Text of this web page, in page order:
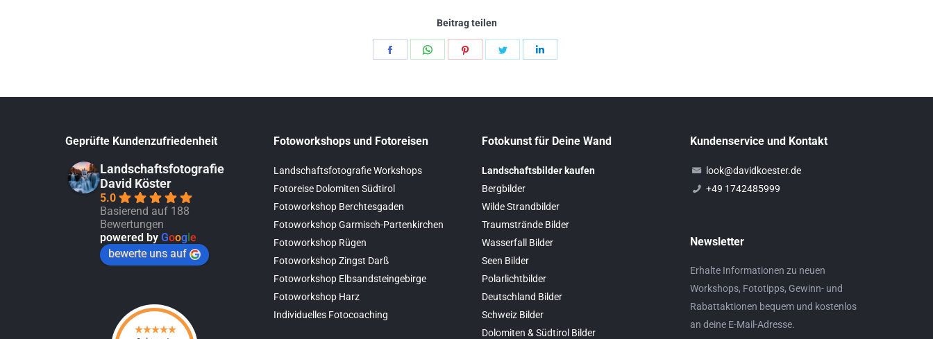
Beitrag teilen
Teilen
Teilen
Teilen
Geprüfte Kundenzufriedenheit
Landschaftsfotografie
David Köster
5.0
Basierend auf 188
Bewertungen
powered by Google
bewerte uns auf
Fotoworkshops und Fotoreisen
Landschaftsfotografie Workshops
Fotoreise Dolomiten Südtirol
Fotoworkshop Berchtesgaden
Fotoworkshop Garmisch-Partenkirchen
Fotoworkshop Rügen
Fotoworkshop Zingst Darß
Fotoworkshop Elbsandsteingebirge
Fotoworkshop Harz
Individuelles Fotocoaching
Fotokunst für Deine Wand
Landschaftsbilder kaufen
Bergbilder
Wilde Strandbilder
Traumstrände Bilder
Wasserfall Bilder
Seen Bilder
Polarlichtbilder
Deutschland Bilder
Schweiz Bilder
Dolomiten & Südtirol Bilder
Kundenservice und Kontakt
look@davidkoester.de
+49 1742485999
Newsletter
Erhalte Informationen zu neuen
Workshops, Fototipps, Gewinn- und
Rabattaktionen bequem und kostenlos
an deine E-Mail-Adresse.